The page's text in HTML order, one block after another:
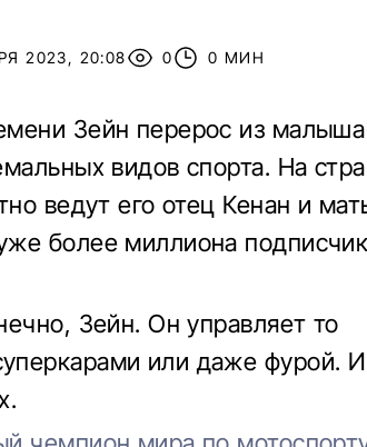
2023, 20:08 0 0 МИН
Зейн перерос из малыша
видов спорта. На
ведут его отец Кенан и
более миллиона
Зейн. Он управляет то
или даже фурой. И